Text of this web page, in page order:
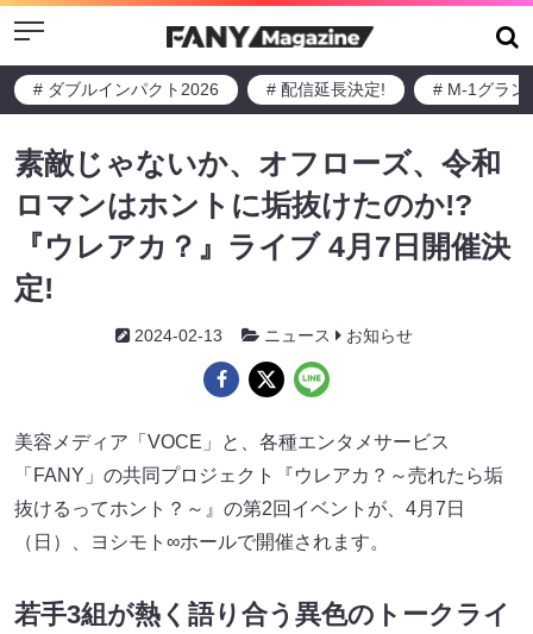
Menu
# ダブルインパクト2026 # 配信延長決定! # M-1グラン
素敵じゃないか、オフローズ、令和
ロマンはホントに垢抜けたのか!?
『ウレアカ？』ライブ 4月7日開催決
定!
2024-02-13 ニュース お知らせ
美容メディア「VOCE」と、各種エンタメサービス
「FANY」の共同プロジェクト『ウレアカ？～売れたら垢
抜けるってホント？～』の第2回イベントが、4月7日
（日）、ヨシモト∞ホールで開催されます。
若手3組が熱く語り合う異色のトークライ